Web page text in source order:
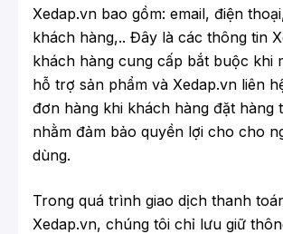
Xedap.vn bao gồm: email, điện
khách hàng,.. Đây là các thông tin
khách hàng cung cấp bắt buộc khi
hỗ trợ sản phẩm và Xedap.vn liên
đơn hàng khi khách hàng đặt hàng
nhằm đảm bảo quyền lợi cho cho
dùng.
Trong quá trình giao dịch thanh
Xedap.vn, chúng tôi chỉ lưu giữ